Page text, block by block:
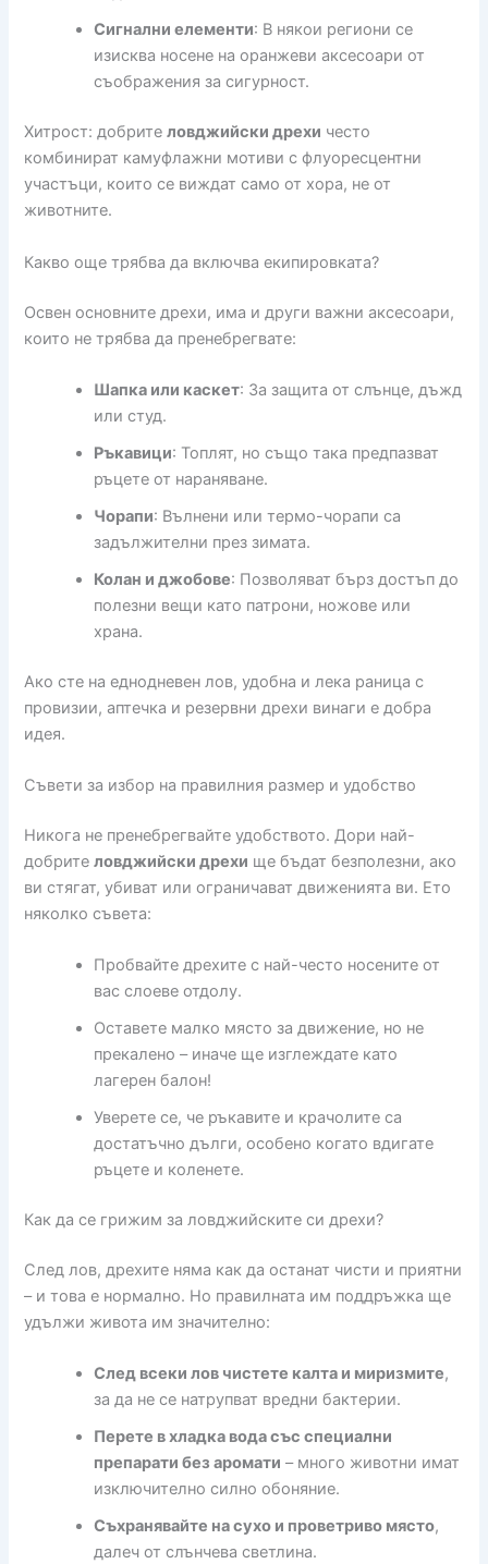
Сигнални елементи: В някои региони се
изисква носене на оранжеви аксесоари от
съображения за сигурност.
Хитрост: добрителовджийски дрехи често
комбинират камуфлажни мотиви с флуоресцентни
участъци, които се виждат само от хора, не от
животните.
Какво още трябва да включва екипировката?
Освен основните дрехи, има и други важни аксесоари,
които не трябва да пренебрегвате:
Шапка или каскет: За защита от слънце, дъжд
или студ.
Ръкавици: Топлят, но също така предпазват
ръцете от нараняване.
Чорапи: Вълнени или термо-чорапи са
задължителни през зимата.
Колан и джобове: Позволяват бърз достъп до
полезни вещи като патрони, ножове или
храна.
Ако сте на еднодневен лов, удобна и лека раница с
провизии, аптечка и резервни дрехи винаги е добра
идея.
Съвети за избор на правилния размер и удобство
Никога не пренебрегвайте удобството. Дори най-
добрителовджийски дрехи ще бъдат безполезни, ако
ви стягат, убиват или ограничават движенията ви. Ето
няколко съвета:
Пробвайте дрехите с най-често носените от
вас слоеве отдолу.
Оставете малко място за движение, но не
прекалено – иначе ще изглеждате като
лагерен балон!
Уверете се, че ръкавите и крачолите са
достатъчно дълги, особено когато вдигате
ръцете и коленете.
Как да се грижим за ловджийските си дрехи?
След лов, дрехите няма как да останат чисти и приятни
– и това е нормално. Но правилната им поддръжка ще
удължи живота им значително:
След всеки лов чистете калта и миризмите,
за да не се натрупват вредни бактерии.
Перете в хладка вода със специални
препарати без аромати – много животни имат
изключително силно обоняние.
Съхранявайте на сухо и проветриво място,
далеч от слънчева светлина.